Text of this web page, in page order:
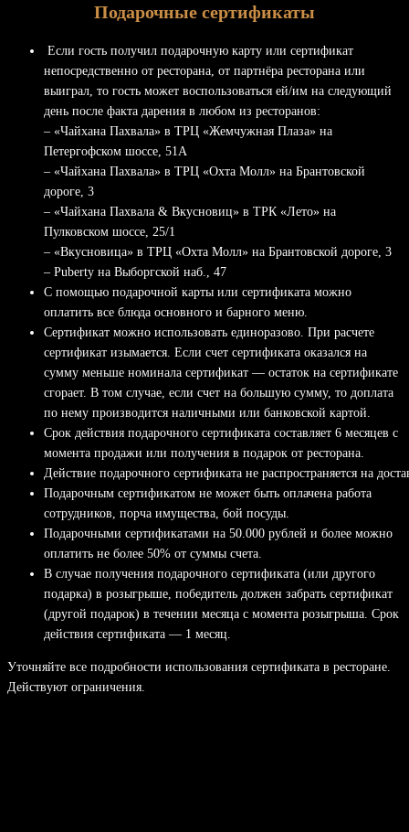
Подарочные сертификаты
Если гость получил подарочную карту или сертификат
непосредственно от ресторана, от партнёра ресторана или
выиграл, то гость может воспользоваться ей/им на следующий
день после факта дарения в любом из ресторанов:
– «Чайхана Пахвала» в ТРЦ «Жемчужная Плаза» на
Петергофском шоссе, 51А
– «Чайхана Пахвала» в ТРЦ «Охта Молл» на Брантовской
дороге, 3
– «Чайхана Пахвала & Вкусновиц» в ТРК «Лето» на
Пулковском шоссе, 25/1
– «Вкусновица» в ТРЦ «Охта Молл» на Брантовской дороге, 3
– Puberty на Выборгской наб., 47
С помощью подарочной карты или сертификата можно
оплатить все блюда основного и барного меню.
Сертификат можно использовать единоразово. При расчете
сертификат изымается. Если счет сертификата оказался на
сумму меньше номинала сертификат — остаток на сертификате
сгорает. В том случае, если счет на большую сумму, то доплата
по нему производится наличными или банковской картой.
Срок действия подарочного сертификата составляет 6 месяцев с
момента продажи или получения в подарок от ресторана.
Действие подарочного сертификата не распространяется на
Подарочным сертификатом не может быть оплачена работа
сотрудников, порча имущества, бой посуды.
Подарочными сертификатами на 50.000 рублей и более можно
оплатить не более 50% от суммы счета.
В случае получения подарочного сертификата (или другого
подарка) в розыгрыше, победитель должен забрать сертификат
(другой подарок) в течении месяца с момента розыгрыша. Срок
действия сертификата — 1 месяц.
Уточняйте все подробности использования сертификата в ресторане.
Действуют ограничения.